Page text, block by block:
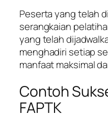
Peserta yang telah
serangkaian
yang telah
menghadiri setiap
manfaat maksimal
Contoh
FAPTK